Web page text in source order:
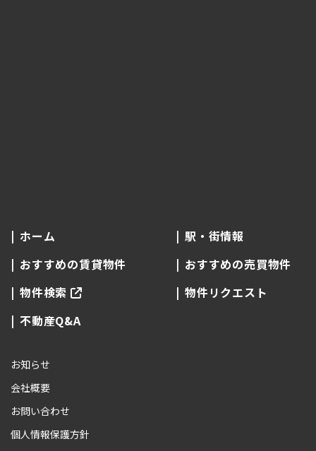
ホーム
駅・街情報
おすすめの賃貸物件
おすすめの売買物件
物件検索
物件リクエスト
不動産Q&A
お知らせ
会社概要
お問い合わせ
個人情報保護方針